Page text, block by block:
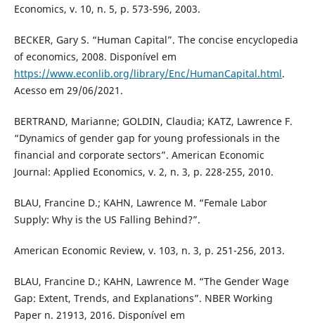
Economics, v. 10, n. 5, p. 573-596, 2003.
BECKER, Gary S. “Human Capital”. The concise encyclopedia
of economics, 2008. Disponível em
https://www.econlib.org/library/Enc/HumanCapital.html.
Acesso em 29/06/2021.
BERTRAND, Marianne; GOLDIN, Claudia; KATZ, Lawrence F.
“Dynamics of gender gap for young professionals in the
financial and corporate sectors”. American Economic
Journal: Applied Economics, v. 2, n. 3, p. 228-255, 2010.
BLAU, Francine D.; KAHN, Lawrence M. “Female Labor
Supply: Why is the US Falling Behind?”.
American Economic Review, v. 103, n. 3, p. 251-256, 2013.
BLAU, Francine D.; KAHN, Lawrence M. “The Gender Wage
Gap: Extent, Trends, and Explanations”. NBER Working
Paper n. 21913, 2016. Disponível em